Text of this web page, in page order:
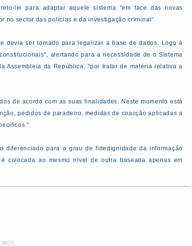
lei para adaptar aquele sistema "em face das novas
no sector das polícias e da investigação criminal".
devia ser tomado para legalizar a base de dados. Logo à
alertando para a necessidade de o Sistema
Assembleia da República, "por tratar de matéria relativa a
de acordo com as suas finalidades. Neste momento está
pedidos de paradeiro, medidas de coacção aplicadas a
diferenciado para o grau de fidedignidade da informação
colocada ao mesmo nível de outra baseada apenas em